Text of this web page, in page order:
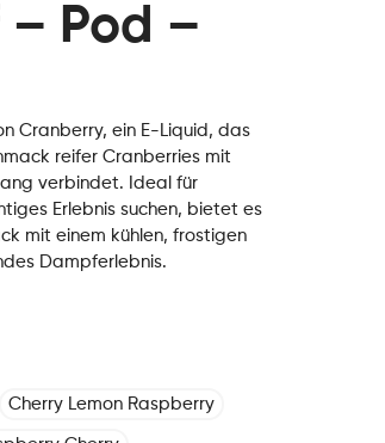
– Pod –
Cranberry, ein E-Liquid, das
reifer Cranberries mit
verbindet. Ideal für
Erlebnis suchen, bietet es
mit einem kühlen, frostigen
Dampferlebnis.
Cherry Lemon Raspberry